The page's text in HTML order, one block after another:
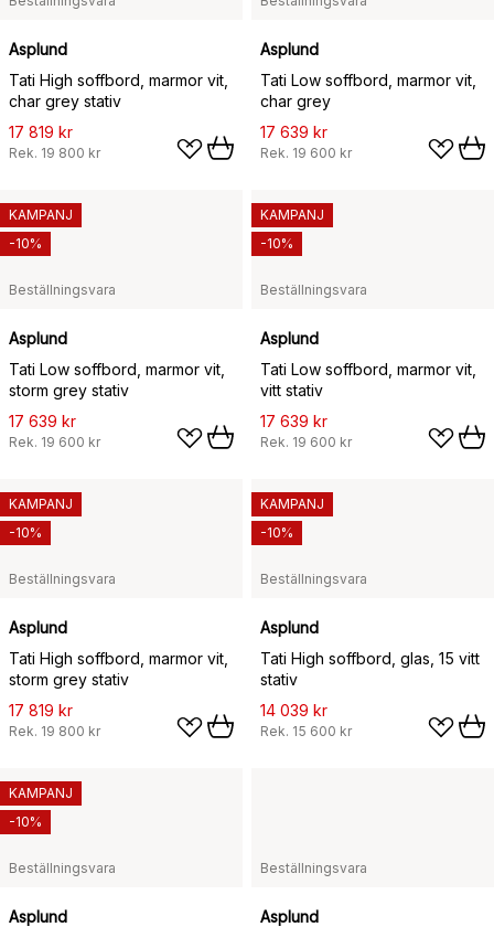
Asplund
Tati High soffbord, marmor vit,
char grey stativ
17 819 kr
Rek. 19 800 kr
Asplund
Tati Low soffbord, marmor vit,
char grey
17 639 kr
Rek. 19 600 kr
Beställningsvara
Asplund
Tati Low soffbord, marmor vit,
storm grey stativ
17 639 kr
Rek. 19 600 kr
KAMPANJ
-10%
Beställningsvara
Asplund
Tati Low soffbord, marmor vit,
vitt stativ
17 639 kr
Rek. 19 600 kr
KAMPANJ
-10%
Beställningsvara
Asplund
Tati High soffbord, marmor vit,
storm grey stativ
17 819 kr
Rek. 19 800 kr
KAMPANJ
-10%
Beställningsvara
Asplund
Tati High soffbord, glas, 15 vitt
stativ
14 039 kr
Rek. 15 600 kr
KAMPANJ
-10%
Beställningsvara
Asplund
KAMPANJ
-10%
Beställningsvara
Asplund